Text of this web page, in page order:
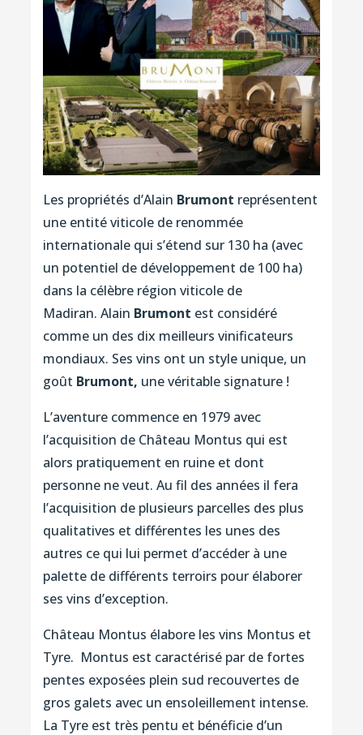
Les propriétés d’Alain Brumont représentent
une entité viticole de renommée
internationale qui s’étend sur 130 ha (avec
un potentiel de développement de 100 ha)
dans la célèbre région viticole de
Madiran. Alain Brumont est considéré
comme un des dix meilleurs vinificateurs
mondiaux. Ses vins ont un style unique, un
goût Brumont, une véritable signature !
L’aventure commence en 1979 avec
l’acquisition de Château Montus qui est
alors pratiquement en ruine et dont
personne ne veut. Au fil des années il fera
l’acquisition de plusieurs parcelles des plus
qualitatives et différentes les unes des
autres ce qui lui permet d’accéder à une
palette de différents terroirs pour élaborer
ses vins d’exception.
Château Montus élabore les vins Montus et
Tyre. Montus est caractérisé par de fortes
pentes exposées plein sud recouvertes de
gros galets avec un ensoleillement intense.
La Tyre est très pentu et bénéficie d’un